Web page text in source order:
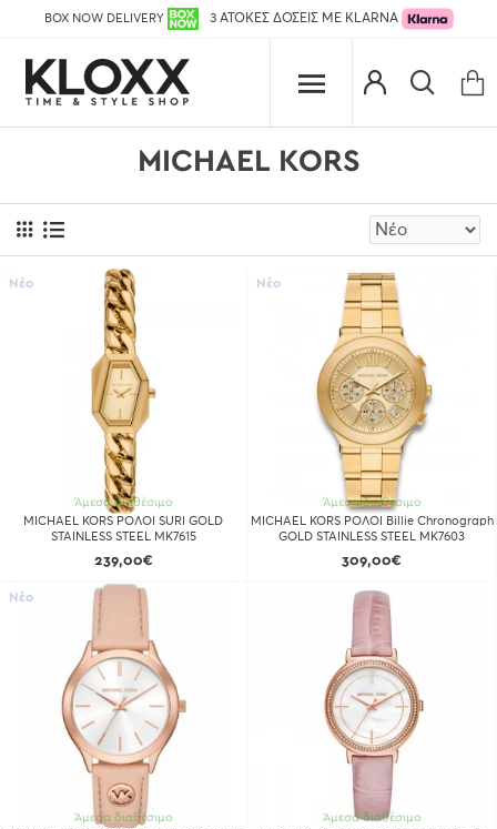
BOX NOW DELIVERY 3 ΑΤΟΚΕΣ ΔΟΣΕΙΣ ΜΕ KLARNA
MICHAEL KORS
Νέο
Άμεσα διαθέσιμο
MICHAEL KORS ΡΟΛΟΙ SURI GOLD
STAINLESS STEEL MK7615
239,00€
Νέο
Άμεσα διαθέσιμο
MICHAEL KORS ΡΟΛΟΙ Billie Chronograph
GOLD STAINLESS STEEL MK7603
309,00€
Νέο
Άμεσα διαθέσιμο
Άμεσα διαθέσιμο